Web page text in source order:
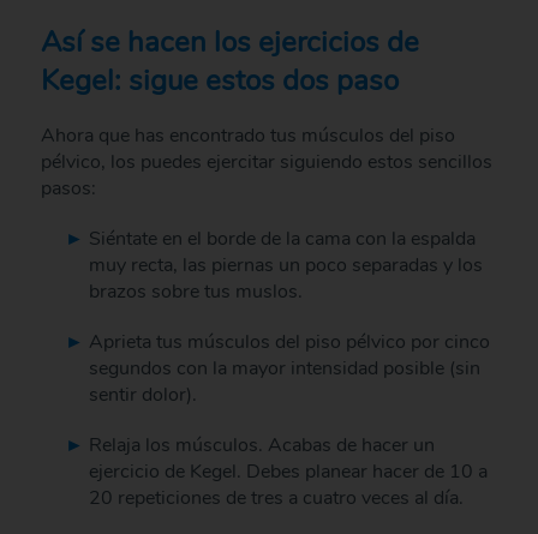
Así se hacen los ejercicios de
Kegel: sigue estos dos paso
Ahora que has encontrado tus músculos del piso
pélvico, los puedes ejercitar siguiendo estos sencillos
pasos:
Siéntate en el borde de la cama con la espalda
muy recta, las piernas un poco separadas y los
brazos sobre tus muslos.
Aprieta tus músculos del piso pélvico por cinco
segundos con la mayor intensidad posible (sin
sentir dolor).
Relaja los músculos. Acabas de hacer un
ejercicio de Kegel. Debes planear hacer de 10 a
20 repeticiones de tres a cuatro veces al día.